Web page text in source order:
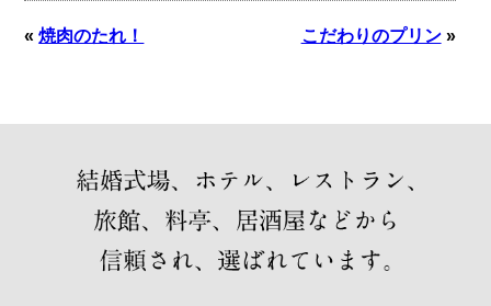
«焼肉のたれ！ こだわりのプリン»